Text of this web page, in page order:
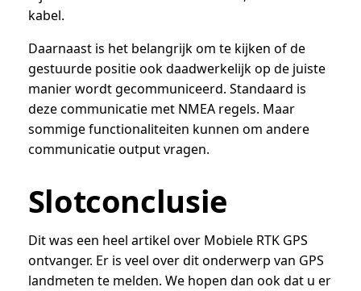
kabel.
Daarnaast is het belangrijk om te kijken of de
gestuurde positie ook daadwerkelijk op de juiste
manier wordt gecommuniceerd. Standaard is
deze communicatie met NMEA regels. Maar
sommige functionaliteiten kunnen om andere
communicatie output vragen.
Slotconclusie
Dit was een heel artikel over Mobiele RTK GPS
ontvanger. Er is veel over dit onderwerp van GPS
landmeten te melden. We hopen dan ook dat u er